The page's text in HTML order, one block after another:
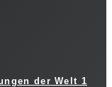
der Welt 1